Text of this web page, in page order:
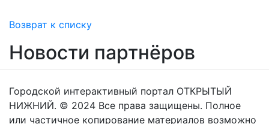
Возврат к списку
Новости партнёров
Городской интерактивный портал ОТКРЫТЫЙ
НИЖНИЙ. © 2024 Все права защищены. Полное
или частичное копирование материалов возможно